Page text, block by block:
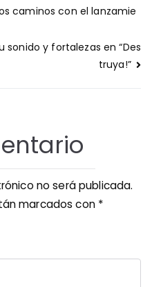
caminos con el lanzamie
sonido y fortalezas en “Des
truya!”
no será publicada.
marcados con *